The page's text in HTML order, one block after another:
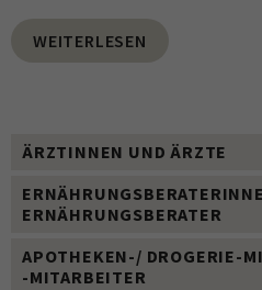
WEITERLESEN
ÄRZTINNEN UND ÄRZTE
ERNÄHRUNGSBERATER
APOTHEKEN-/ DROGERIE-
-MITARBEITER